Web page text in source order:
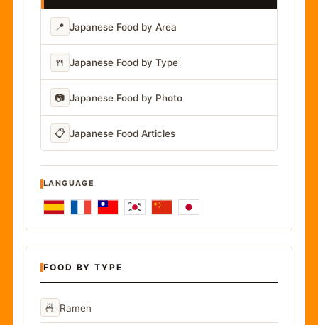
📍 Japanese Food by Area
🍴 Japanese Food by Type
📷 Japanese Food by Photo
📋 Japanese Food Articles
LANGUAGE
FOOD BY TYPE
🍜 Ramen